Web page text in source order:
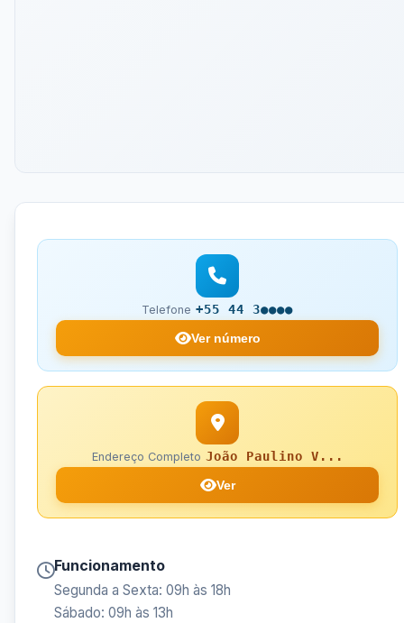
Telefone +55 44 3●●●●
Ver número
Endereço Completo João Paulino V...
Ver
Funcionamento
Segunda a Sexta: 09h às 18h
Sábado: 09h às 13h